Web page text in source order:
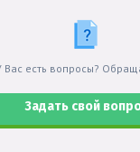
Вас есть вопросы?
Задать свой